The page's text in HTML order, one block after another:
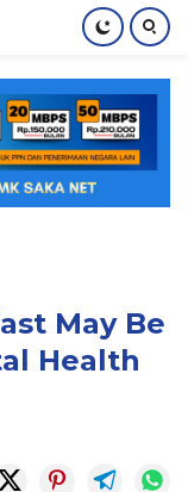
May Be
Health